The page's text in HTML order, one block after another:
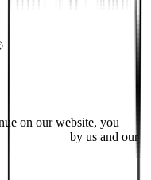
on our website, you
by us and our